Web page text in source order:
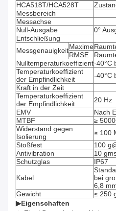
HCA518T/HCA528T
Messbereich
Messachse
Null-Ausgabe
0°
Entschließung
MessgenauigkeitMaxime
RMSE
Nulltemperaturkoeffizient-40°C
Temperaturkoeffizient
der Empfindlichkeit
-40°C
Kraft in der Zeit
Temperaturkoeffizient
der Empfindlichkeit
20 Hz
EMV
Nach
MTBF
≥
Widerstand gegen
Isolierung
≥ 100
Stoßfest
100
Antivibration
10
Schutzglas
IP67
Kabel
bei
6,8
Gewicht
≤ 250
▶Eigenschaften